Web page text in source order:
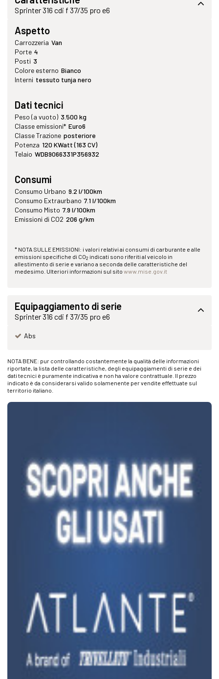
Sprinter 316 cdi f 37/35 pro e6
Aspetto
Carrozzeria Van
Porte 4
Posti 3
Colore esterno Bianco
Interni tessuto tunja nero
Dati tecnici
Peso (a vuoto) 3.500 kg
Classe emissioni* Euro6
Classe Trazione posteriore
Potenza 120 KWatt (163 CV)
Telaio WDB9066331P356932
Consumi
Consumo Urbano 9.2 l/100km
Consumo Extraurbano 7.1 l/100km
Consumo Misto 7.9 l/100km
Emissioni di CO2 206 g/km
* NOTA SULLE EMISSIONI: i valori relativi ai consumi di carburante e alle
emissioni specifiche di CO2 indicati sono riferiti al veicolo in
allestimento di serie e variano a seconda delle caratteristiche del
medesimo. Ulteriori informazioni sul sito www.mise.gov.it
Equipaggiamento di serie
Sprinter 316 cdi f 37/35 pro e6
Abs
NOTA BENE: pur controllando costantemente la qualità delle informazioni
riportate, la lista delle caratteristiche, degli equipaggiamenti di serie e dei
dati tecnici è puramente indicativa e non ha valore contrattuale. Il prezzo
indicato è da considerarsi valido solamenente per vendite effettuate sul
territorio italiano.